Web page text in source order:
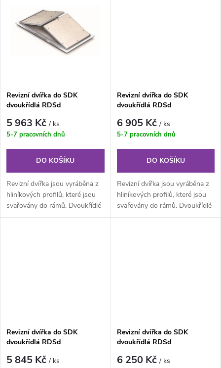
Revizní dvířka do SDK
dvoukřídlá RDSd
5 963 Kč/ ks
5-7 pracovních dnů
DO KOŠÍKU
Revizní dvířka jsou vyráběna z
hliníkových profilů, které jsou
svařovány do rámů. Dvoukřídlé
provedení je složeno z...
Revizní dvířka do SDK
dvoukřídlá RDSd
6 905 Kč/ ks
5-7 pracovních dnů
DO KOŠÍKU
Revizní dvířka jsou vyráběna z
hliníkových profilů, které jsou
svařovány do rámů. Dvoukřídlé
provedení je složeno z...
Revizní dvířka do SDK
dvoukřídlá RDSd
5 845 Kč/ ks
Revizní dvířka do SDK
dvoukřídlá RDSd
6 250 Kč/ ks